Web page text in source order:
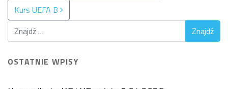
Kurs UEFA B
OSTATNIE WPISY